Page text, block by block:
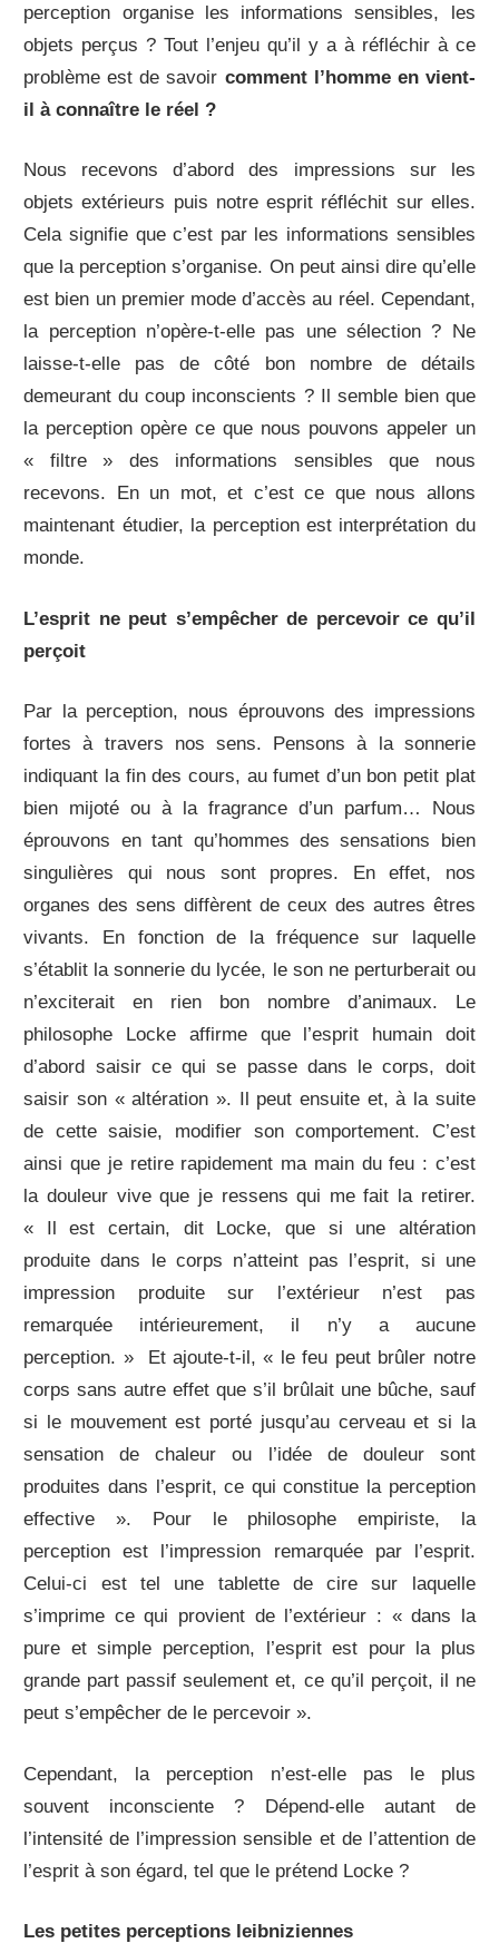
perception organise les informations sensibles, les
objets perçus ? Tout l’enjeu qu’il y a à réfléchir à ce
problème est de savoir comment l’homme en vient-
il à connaître le réel ?
Nous recevons d’abord des impressions sur les
objets extérieurs puis notre esprit réfléchit sur elles.
Cela signifie que c’est par les informations sensibles
que la perception s’organise. On peut ainsi dire qu’elle
est bien un premier mode d’accès au réel. Cependant,
la perception n’opère-t-elle pas une sélection ? Ne
laisse-t-elle pas de côté bon nombre de détails
demeurant du coup inconscients ? Il semble bien que
la perception opère ce que nous pouvons appeler un
« filtre » des informations sensibles que nous
recevons. En un mot, et c’est ce que nous allons
maintenant étudier, la perception est interprétation du
monde.
L’esprit ne peut s’empêcher de percevoir ce qu’il
perçoit
Par la perception, nous éprouvons des impressions
fortes à travers nos sens. Pensons à la sonnerie
indiquant la fin des cours, au fumet d’un bon petit plat
bien mijoté ou à la fragrance d’un parfum… Nous
éprouvons en tant qu’hommes des sensations bien
singulières qui nous sont propres. En effet, nos
organes des sens diffèrent de ceux des autres êtres
vivants. En fonction de la fréquence sur laquelle
s’établit la sonnerie du lycée, le son ne perturberait ou
n’exciterait en rien bon nombre d’animaux. Le
philosophe Locke affirme que l’esprit humain doit
d’abord saisir ce qui se passe dans le corps, doit
saisir son « altération ». Il peut ensuite et, à la suite
de cette saisie, modifier son comportement. C’est
ainsi que je retire rapidement ma main du feu : c’est
la douleur vive que je ressens qui me fait la retirer.
« Il est certain, dit Locke, que si une altération
produite dans le corps n’atteint pas l’esprit, si une
impression produite sur l’extérieur n’est pas
remarquée intérieurement, il n’y a aucune
perception. » Et ajoute-t-il, « le feu peut brûler notre
corps sans autre effet que s’il brûlait une bûche, sauf
si le mouvement est porté jusqu’au cerveau et si la
sensation de chaleur ou l’idée de douleur sont
produites dans l’esprit, ce qui constitue la perception
effective ». Pour le philosophe empiriste, la
perception est l’impression remarquée par l’esprit.
Celui-ci est tel une tablette de cire sur laquelle
s’imprime ce qui provient de l’extérieur : « dans la
pure et simple perception, l’esprit est pour la plus
grande part passif seulement et, ce qu’il perçoit, il ne
peut s’empêcher de le percevoir ».
Cependant, la perception n’est-elle pas le plus
souvent inconsciente ? Dépend-elle autant de
l’intensité de l’impression sensible et de l’attention de
l’esprit à son égard, tel que le prétend Locke ?
Les petites perceptions leibniziennes